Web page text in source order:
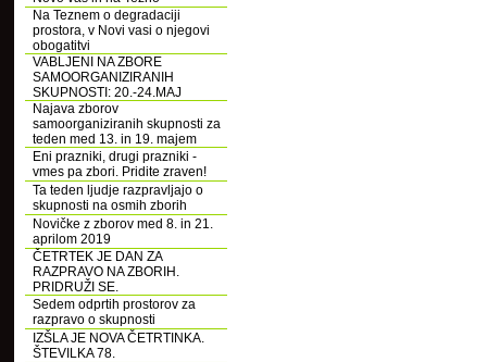
Na Teznem o degradaciji
prostora, v Novi vasi o njegovi
obogatitvi
VABLJENI NA ZBORE
SAMOORGANIZIRANIH
SKUPNOSTI: 20.-24.MAJ
Najava zborov
samoorganiziranih skupnosti za
teden med 13. in 19. majem
Eni prazniki, drugi prazniki -
vmes pa zbori. Pridite zraven!
Ta teden ljudje razpravljajo o
skupnosti na osmih zborih
Novičke z zborov med 8. in 21.
aprilom 2019
ČETRTEK JE DAN ZA
RAZPRAVO NA ZBORIH.
PRIDRUŽI SE.
Sedem odprtih prostorov za
razpravo o skupnosti
IZŠLA JE NOVA ČETRTINKA.
ŠTEVILKA 78.